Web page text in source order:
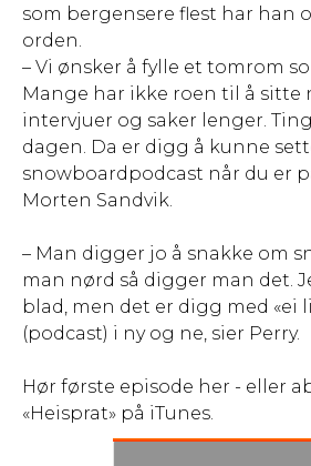
som bergensere flest har han
orden.
– Vi ønsker å fylle et tomrom
Mange har ikke roen til å sitte
intervjuer og saker lenger.
dagen. Da er digg å kunne
snowboardpodcast når du er
Morten Sandvik.
– Man digger jo å snakke om
man nørd så digger man det.
blad, men det er digg med «ei
(podcast) i ny og ne, sier Perry.
Hør første episode her - eller
«Heisprat» på iTunes.